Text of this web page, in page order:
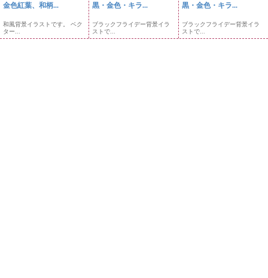
金色紅葉、和柄...
和風背景イラストです。 ベク
ター...
黒・金色・キラ...
ブラックフライデー背景イラ
ストで...
黒・金色・キラ...
ブラックフライデー背景イラ
ストで...